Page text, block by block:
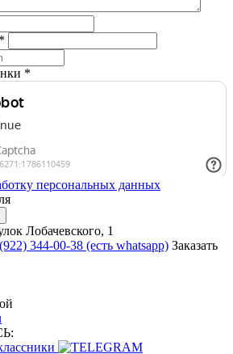
*
*
персональных данных
Лобачевского, 1
344-00-38 (есть whatsapp) Заказать